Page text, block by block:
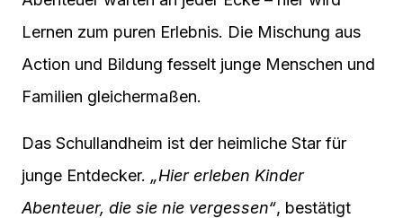
Lernen zum puren Erlebnis. Die Mischung aus
Action und Bildung fesselt junge Menschen und
Familien gleichermaßen.
Das Schullandheim ist der heimliche Star für
junge Entdecker. „Hier erleben Kinder
Abenteuer, die sie nie vergessen“, bestätigt